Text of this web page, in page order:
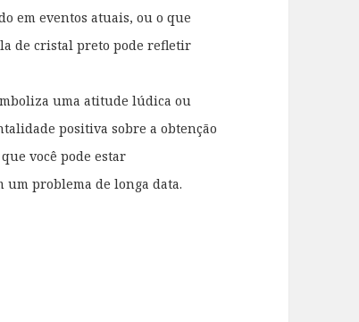
em eventos atuais, ou o que
de cristal preto pode refletir
uma atitude lúdica ou
positiva sobre a obtenção
você pode estar
problema de longa data.